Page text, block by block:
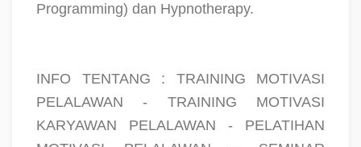
Programming) dan Hypnotherapy.
INFO TENTANG : TRAINING MOTIVASI
PELALAWAN - TRAINING MOTIVASI
KARYAWAN PELALAWAN - PELATIHAN